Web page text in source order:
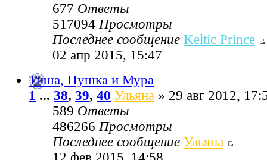
677 Ответы
517094 Просмотры
Последнее сообщение Keltic Prince
02 апр 2015, 15:47
Тиша, Пушка и Мура
1 ... 38, 39, 40 Ульяна » 29 авг 2012,
589 Ответы
486266 Просмотры
Последнее сообщение Ульяна